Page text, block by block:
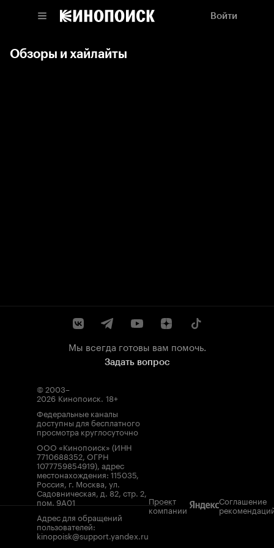
Войти
Обзоры и хайлайты
Мы всегда готовы вам помочь.
Задать вопрос
© 2003–
2026 Кинопоиск. 18+
Федеральные каналы
доступны для бесплатного
просмотра круглосуточно
ООО «Кинопоиск» (ИНН
7710688352, ОГРН
1077759854919), адрес
местонахождения: 115035,
Россия, г. Москва, ул.
Садовническая, д. 82, стр. 2,
пом. 9А01
Адрес для обращений
пользователей:
kinopoisk@support.yandex.ru
Проект
компании
Соглашение